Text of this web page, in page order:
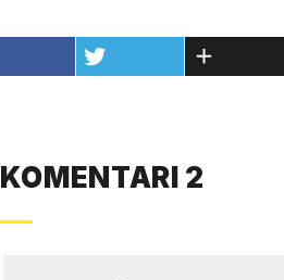
KOMENTARI 2